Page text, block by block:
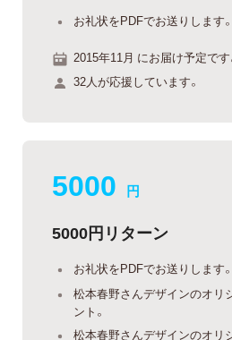
お礼状をPDFでお送りします。
2015年11月 にお届け予定です
32人が応援しています。
5000 円
5000円リターン
お礼状をPDFでお送りします。
松本春野さんデザインのオリ
ント。
松本春野さんデザインのオリ